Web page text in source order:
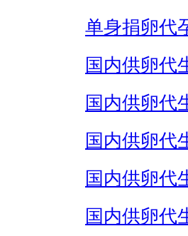
单身捐卵代
国内供卵代
国内供卵代
国内供卵代
国内供卵代
国内供卵代